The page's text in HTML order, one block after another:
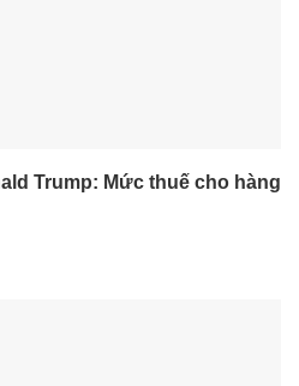
Trump: Mức thuế cho hàng